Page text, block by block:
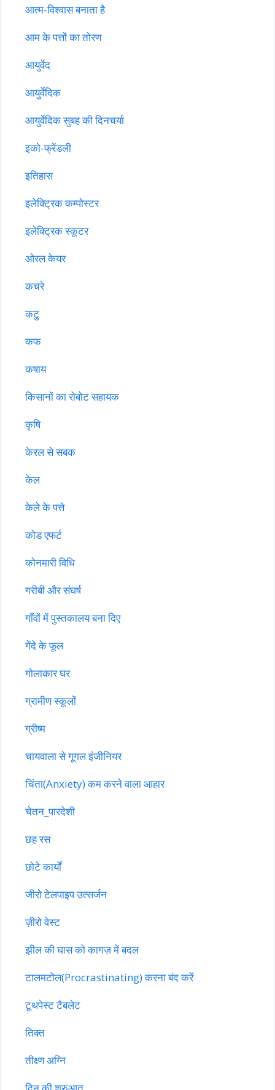
आत्म-विश्वास बनाता है
आम के पत्तों का तोरण
आयुर्वेद
आयुर्वेदिक
आयुर्वेदिक सुबह की दिनचर्या
इको-फ्रेंडली
इतिहास
इलेक्ट्रिक कम्पोस्टर
इलेक्ट्रिक स्कूटर
ओरल केयर
कचरे
कटु
कफ
कषाय
किसानों का रोबोट सहायक
कृषि
केरल से सबक
केल
केले के पत्ते
कोड एफर्ट
कोनमारी विधि
गरीबी और संघर्ष
गाँवों में पुस्तकालय बना दिए
गेंदे के फूल
गोलाकार घर
ग्रामीण स्कूलों
ग्रीष्म
चायवाला से गूगल इंजीनियर
चिंता(Anxiety) कम करने वाला आहार
चेतन_पारदेशी
छह रस
छोटे कार्यों
जीरो टेलपाइप उत्सर्जन
ज़ीरो वेस्ट
झील की घास को कागज़ में बदल
टालमटोल(Procrastinating) करना बंद करें
टूथपेस्ट टैबलेट
तिक्त
तीक्ष्ण अग्नि